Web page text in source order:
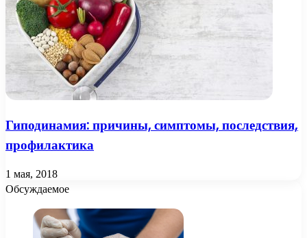
Гиподинамия: причины, симптомы, последствия,
профилактика
1 мая, 2018
Обсуждаемое